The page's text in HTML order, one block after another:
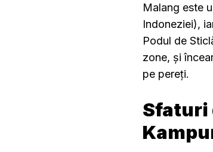
Malang este
Indoneziei),
Podul de
zone, și
pe pereți.
Sfaturi